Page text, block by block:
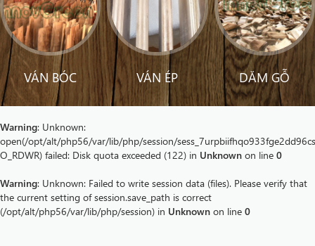
VÁN BÓC VÁN ÉP DĂM GỖ
Warning: Unknown:
open(/opt/alt/php56/var/lib/php/session/
O_RDWR) failed: Disk quota exceeded (122) in Unknown on line 0
Warning: Unknown: Failed to write session data (files). Please verify that
the current setting of session.save_path is correct
(/opt/alt/php56/var/lib/php/session) in Unknown on line 0